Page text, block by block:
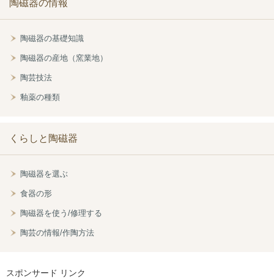
陶磁器の情報
陶磁器の基礎知識
陶磁器の産地（窯業地）
陶芸技法
釉薬の種類
くらしと陶磁器
陶磁器を選ぶ
食器の形
陶磁器を使う/修理する
陶芸の情報/作陶方法
スポンサード リンク